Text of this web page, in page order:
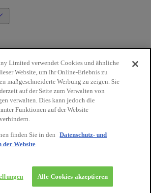
Limited verwendet Cookies und ähnliche
Website, um Ihr Online-Erlebnis zu
maßgeschneiderte Werbung zu zeigen. Sie
auf der Seite zum Verwalten von
verwalten. Dies kann jedoch die
Funktionen auf der Website
finden Sie in den
Datenschutz- und
der Website.
Alle Cookies akzeptieren
Bestellung